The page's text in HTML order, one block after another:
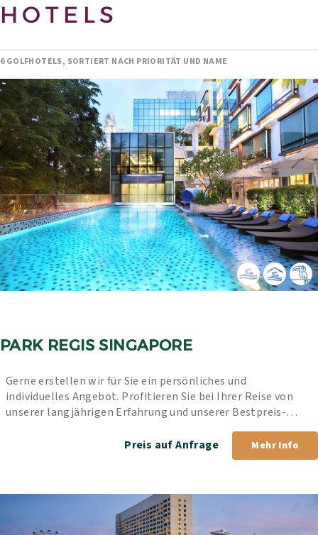
HOTELS
6 GOLFHOTELS, SORTIERT NACH PRIORITÄT UND NAME
PARK REGIS SINGAPORE
Gerne erstellen wir für Sie ein persönliches und
individuelles Angebot. Profitieren Sie bei Ihrer Reise von
unserer langjährigen Erfahrung und unserer Bestpreis-
Preis auf Anfrage
Mehr Info